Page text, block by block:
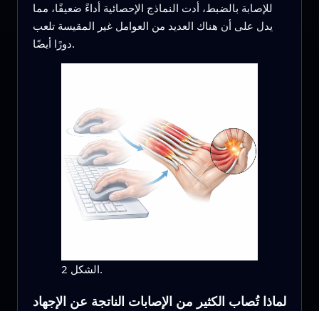
للإصابة بالضبط، أدت النماذج الإحصائية أداءً ضعيفًا، مما
يدل على أن هناك العديد من العوامل غير المقيسة تلعب
دورًا أيضًا.
الشكل 2.
لماذا تُصاب الكثير من الإصابات الناتجة عن الإجهاد